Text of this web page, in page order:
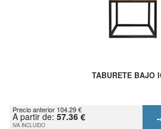
TABURETE BAJO
Precio anterior 104.29 €
A partir de: 57.36 €
IVA INCLUIDO